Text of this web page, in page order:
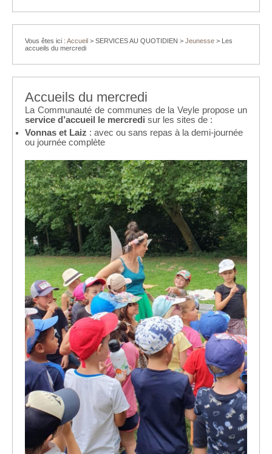
Vous êtes ici : Accueil > SERVICES AU QUOTIDIEN > Jeunesse > Les
accueils du mercredi
Accueils du mercredi
La Communauté de communes de la Veyle propose un
service d’accueil le mercredi sur les sites de :
Vonnas et Laiz : avec ou sans repas à la demi-journée
ou journée complète